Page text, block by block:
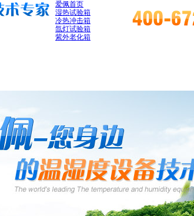
爱佩首页
湿热试验箱
冷热冲击箱
氙灯试验箱
紫外老化箱